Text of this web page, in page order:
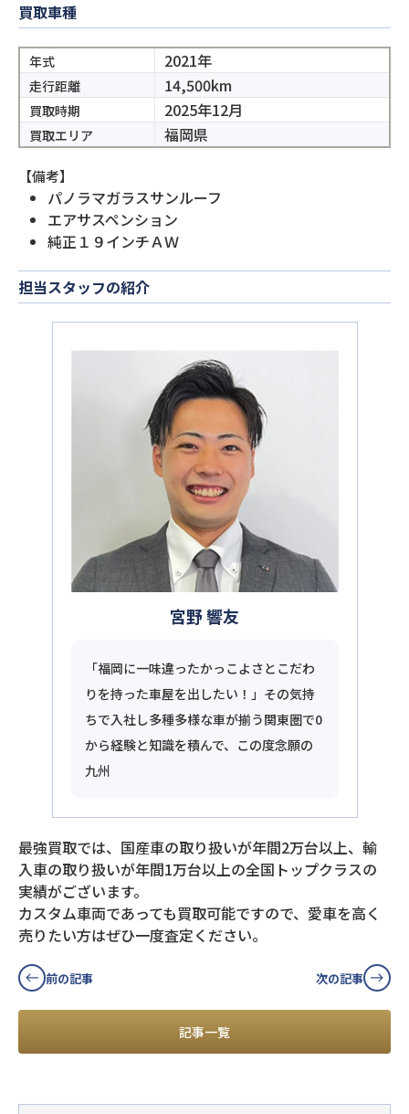
買取車種
年式 2021年
走行距離 14,500km
買取時期 2025年12月
買取エリア 福岡県
【備考】
パノラマガラスサンルーフ
エアサスペンション
純正１９インチＡＷ
担当スタッフの紹介
宮野 響友
「福岡に一味違ったかっこよさとこだわ
りを持った車屋を出したい！」その気持
ちで入社し多種多様な車が揃う関東圏で0
から経験と知識を積んで、この度念願の
九州
最強買取では、国産車の取り扱いが年間2万台以上、輸
入車の取り扱いが年間1万台以上の全国トップクラスの
実績がございます。
カスタム車両であっても買取可能ですので、愛車を高く
売りたい方はぜひ一度査定ください。
前の記事
記事一覧
次の記事